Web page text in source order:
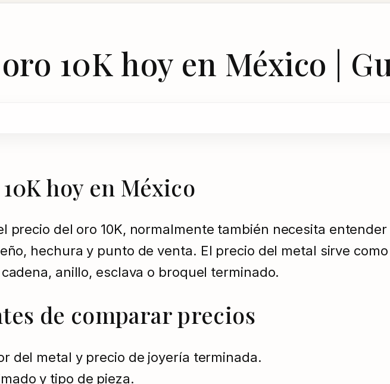
10K hoy en México |
hoy en México
precio del oro 10K, normalmente también necesita
hechura y punto de venta. El precio del metal sirve
anillo, esclava o broquel terminado.
de comparar precios
del metal y precio de joyería terminada.
y tipo de pieza.